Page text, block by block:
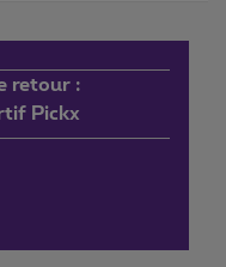
retour :
Pickx